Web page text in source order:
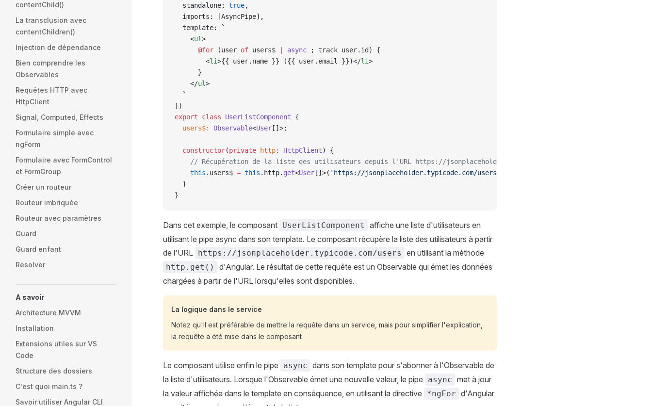
contentChild()
La transclusion avec
contentChildren()
Injection de dépendance
Bien comprendre les
Observables
Requêtes HTTP avec
HttpClient
Signal, Computed, Effects
Formulaire simple avec
ngForm
Formulaire avec FormControl
et FormGroup
Créer un routeur
Routeur imbriquée
Routeur avec paramètres
Guard
Guard enfant
Resolver
A savoir
Architecture MVVM
Installation
Extensions utiles sur VS
Code
Structure des dossiers
C'est quoi main.ts ?
Savoir utiliser Angular CLI
  standalone:
true,
  imports: [AsyncPipe],
  template:
`
    <
ul>
      @for
(user of users$ async ; track user.id) {
        <
li>{{ user.name }} ({{ user.email }})</li>
      }
    </
ul>
  `
})
export class UserListComponent {
  users$
: Observable<User []>;
  constructor
(private http: HttpClient) {
    // Récupération de la liste des utilisateurs depuis l'URL https://jsonplaceholder.typicode.com/users
    this
.users$ = this .http. get<User []>( 'https://jsonplaceholder.typicode.com/users'
  }
}
Dans cet exemple, le composant UserListComponent
affiche une liste d'utilisateurs en
utilisant le pipe async dans son template. Le composant récupère la liste des utilisateurs à partir
de l'URL https://jsonplaceholder.typicode.com/users en utilisant la méthode
http.get()
d'Angular. Le résultat de cette requête est un Observable qui émet les données
chargées à partir de l'URL lorsqu'elles sont disponibles.
La logique dans le service
Notez qu'il est préférable de mettre la requête dans un service, mais pour simplifier l'explication,
la requête a été mise dans le composant
Le composant utilise enfin le pipe async dans son template pour s'abonner à l'Observable de
la liste d'utilisateurs. Lorsque l'Observable émet une nouvelle valeur, le pipe
async met à jour
la valeur affichée dans le template en conséquence, en utilisant la directive
*ngFor d'Angular